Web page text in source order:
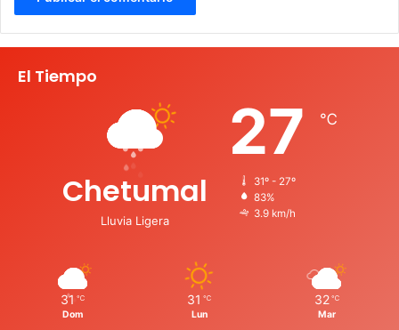
El Tiempo
Chetumal
Lluvia Ligera
27 ℃
31º - 27º
83%
3.9 km/h
31 ℃
Dom
31 ℃
Lun
32 ℃
Mar